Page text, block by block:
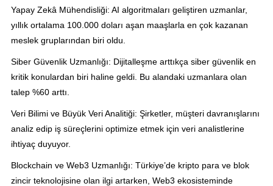
Yapay Zekâ Mühendisliği: AI algoritmaları geliştiren uzmanlar,
yıllık ortalama 100.000 doları aşan maaşlarla en çok kazanan
meslek gruplarından biri oldu.
Siber Güvenlik Uzmanlığı: Dijitalleşme arttıkça siber güvenlik en
kritik konulardan biri haline geldi. Bu alandaki uzmanlara olan
talep %60 arttı.
Veri Bilimi ve Büyük Veri Analitiği: Şirketler, müşteri davranışlarını
analiz edip iş süreçlerini optimize etmek için veri analistlerine
ihtiyaç duyuyor.
Blockchain ve Web3 Uzmanlığı: Türkiye’de kripto para ve blok
zincir teknolojisine olan ilgi artarken, Web3 ekosisteminde